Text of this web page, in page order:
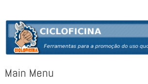
CICLOFICINA
Ferramentas para a promoção do uso quotidiano da bicicleta
Main Menu